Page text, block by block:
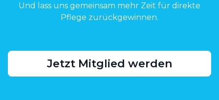
Und lass uns gemeinsam mehr Zeit für direkte
Pflege zurückgewinnen.
Jetzt Mitglied werden